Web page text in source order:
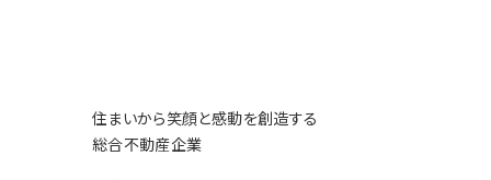
住まいから笑顔と感動を創造する
総合不動産企業